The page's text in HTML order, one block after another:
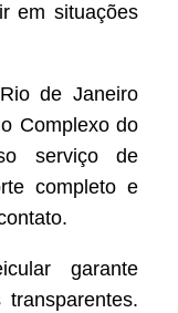
em situações
de Janeiro
Complexo do
serviço de
completo e
garante